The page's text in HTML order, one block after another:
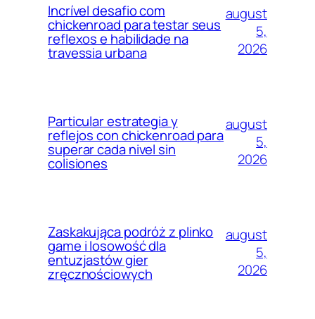
Incrível desafio com
chickenroad para testar seus
reflexos e habilidade na
travessia urbana
august
5,
2026
Particular estrategia y
reflejos con chickenroad para
superar cada nivel sin
colisiones
august
5,
2026
Zaskakująca podróż z plinko
game i losowość dla
entuzjastów gier
zręcznościowych
august
5,
2026